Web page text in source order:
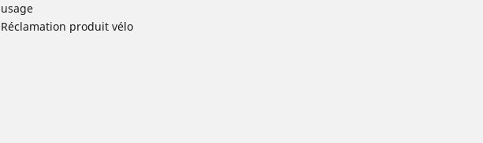
usage
Réclamation produit vélo